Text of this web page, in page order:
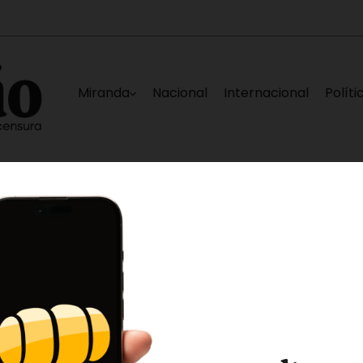
Miranda Nacional Internacional
deben ser liberados” Segunda